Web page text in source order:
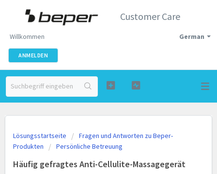
Customer Care
German
Willkommen
ANMELDEN
Lösungsstartseite
Fragen und Antworten zu Beper-
Produkten
Persönliche Betreuung
Häufig gefragtes Anti-Cellulite-Massagegerät